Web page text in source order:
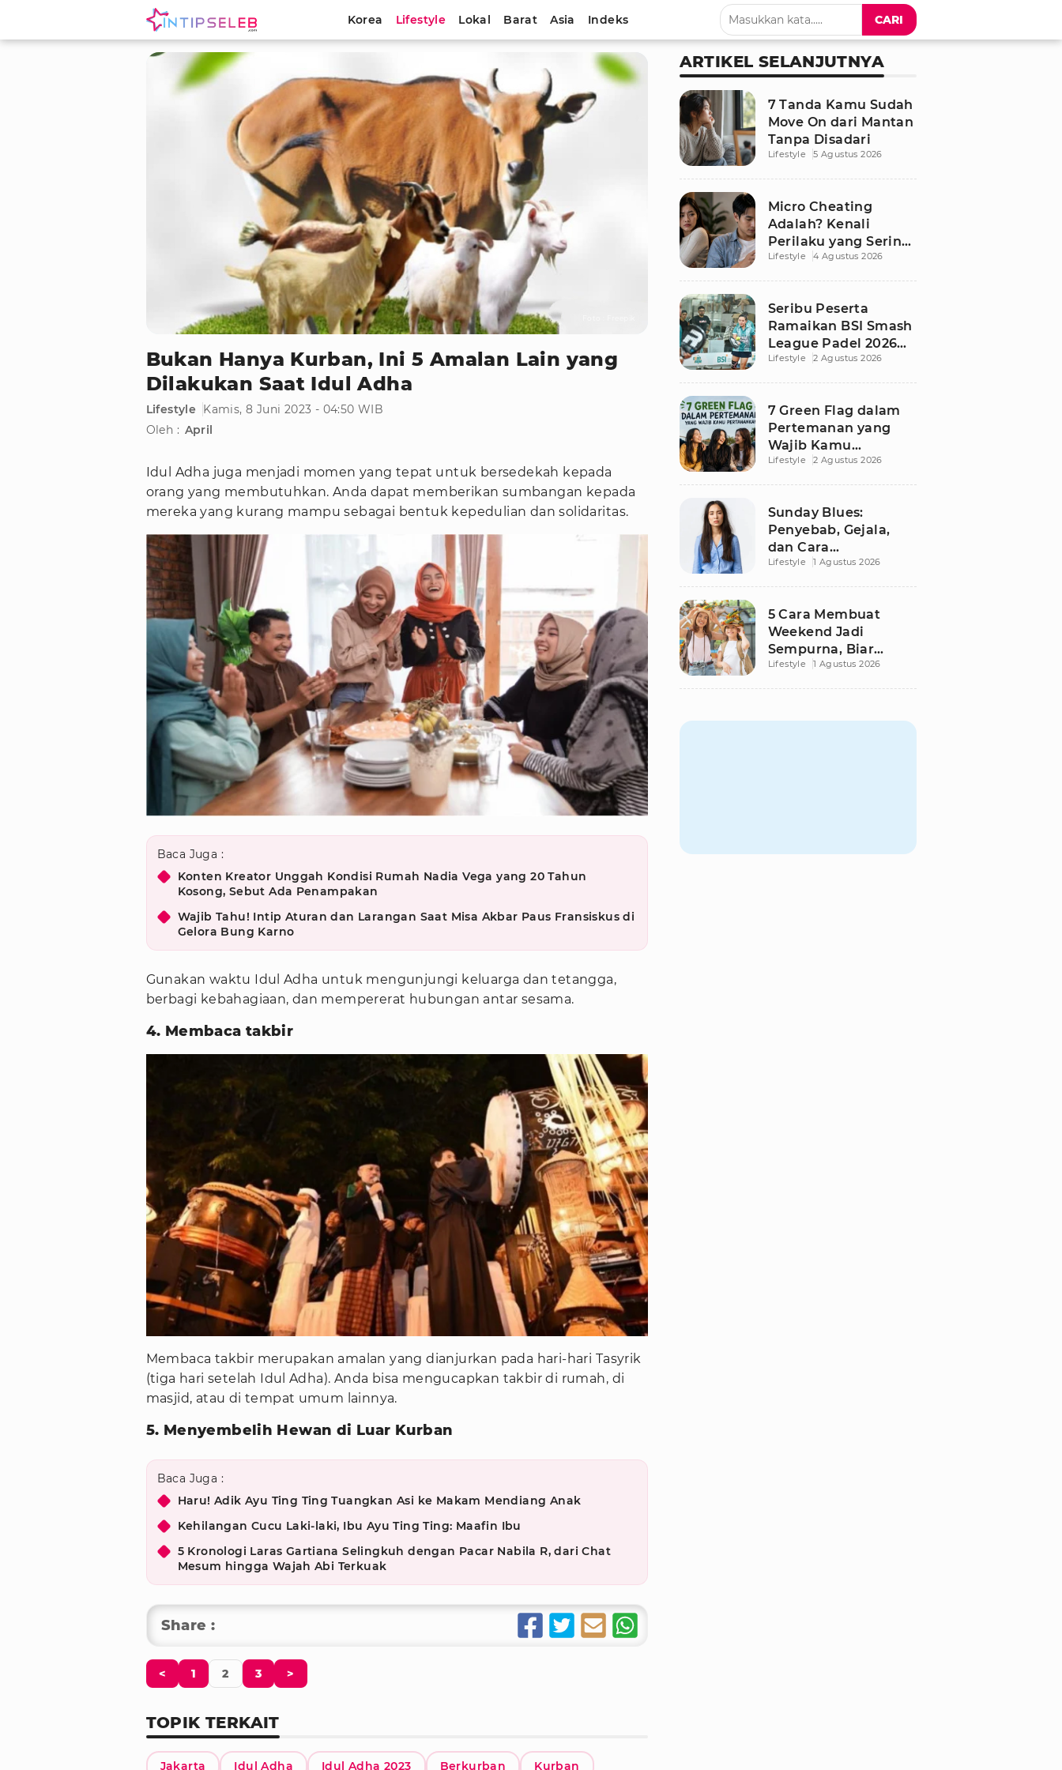
Korea Lifestyle Lokal Barat Asia Indeks CARI
Bukan Hanya Kurban, Ini 5 Amalan Lain yang
Dilakukan Saat Idul Adha
Lifestyle
Kamis, 8 Juni 2023 - 04:50 WIB
Oleh : April
Idul Adha juga menjadi momen yang tepat untuk bersedekah kepada
orang yang membutuhkan. Anda dapat memberikan sumbangan kepada
mereka yang kurang mampu sebagai bentuk kepedulian dan solidaritas.
Baca Juga :
Konten Kreator Unggah Kondisi Rumah Nadia Vega yang 20 Tahun
Kosong, Sebut Ada Penampakan
Wajib Tahu! Intip Aturan dan Larangan Saat Misa Akbar Paus Fransiskus di
Gelora Bung Karno
Gunakan waktu Idul Adha untuk mengunjungi keluarga dan tetangga,
berbagi kebahagiaan, dan mempererat hubungan antar sesama.
4. Membaca takbir
Membaca takbir merupakan amalan yang dianjurkan pada hari-hari Tasyrik
(tiga hari setelah Idul Adha). Anda bisa mengucapkan takbir di rumah, di
masjid, atau di tempat umum lainnya.
5. Menyembelih Hewan di Luar Kurban
Baca Juga :
Haru! Adik Ayu Ting Ting Tuangkan Asi ke Makam Mendiang Anak
Kehilangan Cucu Laki-laki, Ibu Ayu Ting Ting: Maafin Ibu
5 Kronologi Laras Gartiana Selingkuh dengan Pacar Nabila R, dari Chat
Mesum hingga Wajah Abi Terkuak
Share :
< 1 2 3 >
TOPIK TERKAIT
Jakarta Idul Adha Idul Adha 2023 Berkurban Kurban
ARTIKEL SELANJUTNYA
7 Tanda Kamu Sudah
Move On dari Mantan
Tanpa Disadari
Lifestyle 5 Agustus 2026
Micro Cheating
Adalah? Kenali
Perilaku yang Sering
Tak Disadari dalam
Lifestyle 4 Agustus 2026
Seribu Peserta
Ramaikan BSI Smash
League Padel 2026
Besutan RANS
Lifestyle 2 Agustus 2026
7 Green Flag dalam
Pertemanan yang
Wajib Kamu
Pertahankan, Bikin
Lifestyle 2 Agustus 2026
Sunday Blues:
Penyebab, Gejala,
dan Cara
Mengatasinya agar
Lifestyle 1 Agustus 2026
5 Cara Membuat
Weekend Jadi
Sempurna, Biar
Pikiran Fresh dan
Lifestyle 1 Agustus 2026